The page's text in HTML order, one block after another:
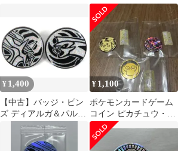
対戦スターターパック
SP ゴウカザルVSエル
レイド」同梱品
ポケモン コイン
¥ 1,400
【中古】バッジ・ピン
ズ ディアルガ＆パルキ
ア ポケモンコイン柄ピ
ンズ2個セット 「ポケ
モンカードゲーム ポケ
¥ 1,100
ポケモンカードゲーム
コイン ピカチュウ・コ
ダック・パルキア ま
とめ売り